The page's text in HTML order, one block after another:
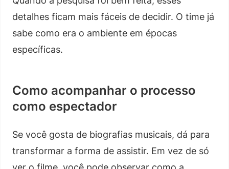
detalhes ficam mais fáceis de decidir. O time já
sabe como era o ambiente em épocas
específicas.
Como acompanhar o processo
como espectador
Se você gosta de biografias musicais, dá para
transformar a forma de assistir. Em vez de só